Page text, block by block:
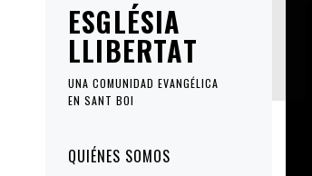
ESGLÉSIA
LLIBERTAT
UNA COMUNIDAD EVANGÉLICA
EN SANT BOI
principal
QUIÉNES SOMOS